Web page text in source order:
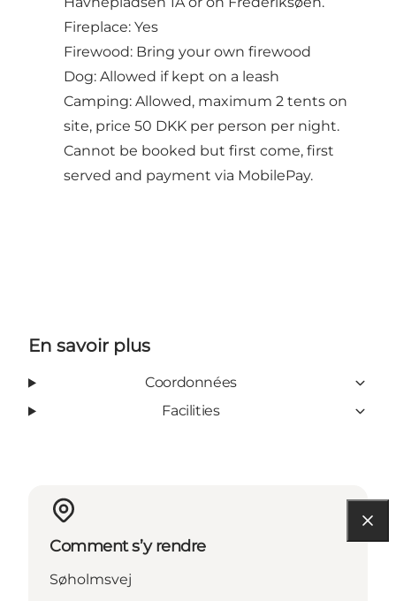
Fireplace: Yes
Firewood: Bring your own firewood
Dog: Allowed if kept on a leash
Camping: Allowed, maximum 2 tents on
site, price 50 DKK per person per night.
Cannot be booked but first come, first
served and payment via MobilePay.
En savoir plus
Coordonnées
Facilities
Comment s’y rendre
Søholmsvej